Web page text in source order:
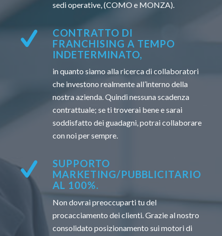
sedi operative, (COMO e MONZA).
CONTRATTO DI
FRANCHISING A TEMPO
INDETERMINATO,
in quanto siamo alla ricerca di collaboratori
che investono realmente all’interno della
nostra azienda. Quindi nessuna scadenza
contrattuale; se ti troverai bene e sarai
soddisfatto dei guadagni, potrai collaborare
con noi per sempre.
SUPPORTO
MARKETING/PUBBLICITARIO
AL 100%.
Non dovrai preoccuparti tu del
procacciamento dei clienti. Grazie al nostro
consolidato posizionamento sui motori di